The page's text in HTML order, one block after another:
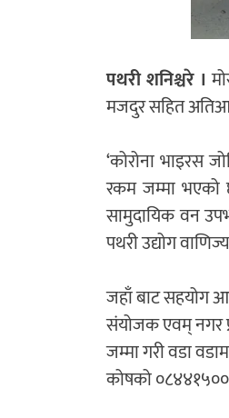
पथरी शनिश्चरे ।
मजदुर सहित
‘कोरोना भाइरस
रकम जम्मा भएको
सामुदायिक वन
पथरी उद्योग
जहाँ बाट सहयोग
संयोजक एवम् नगर
जम्मा गरी वडा
कोषको